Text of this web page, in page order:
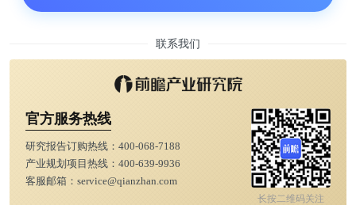
下属在处于低话语权的位置，会对高话语权的人产生
警惕和不信任心态，一方面认为领导的要求不近情
理，另一方面总觉得领导的承诺是画大饼。
这个时候，领导不只是要表现得尊重、礼貌和平易近
人的坦诚，更需要真正“看见”下属的个性、需求、尊
联系我们
官方服务热线
研究报告订购热线： 400-068-7188
产业规划项目热线： 400-639-9936
客服邮箱： service@qianzhan.com
长按二维码关注